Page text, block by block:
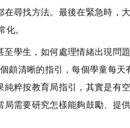
尋找方法。最後在緊急時，
。
學生，如何處理情緒出現問
頗清晰的指引，每個學童每天
粹按教育局指引，其實是有
需要研究怎樣能夠鼓勵、提